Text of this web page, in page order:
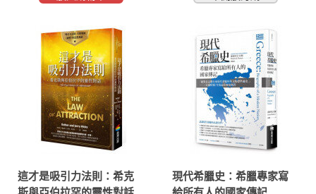
這才是吸引力法則：希克
現代希臘史：希臘專家寫